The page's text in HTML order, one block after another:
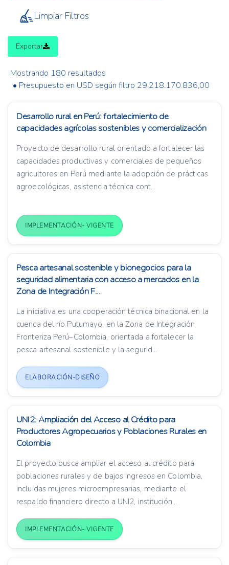
Limpiar Filtros
Exportar
Mostrando 180 resultados
• Presupuesto en USD según filtro 29.218.170.836,00
Desarrollo rural en Perú: fortalecimiento de
capacidades agrícolas sostenibles y comercialización
Proyecto de desarrollo rural orientado a fortalecer las
capacidades productivas y comerciales de pequeños
agricultores en Perú mediante la adopción de prácticas
agroecológicas, asistencia técnica cont...
IMPLEMENTACIÓN- VIGENTE
Pesca artesanal sostenible y bionegocios para la
seguridad alimentaria con acceso a mercados en la
Zona de Integración F...
La iniciativa es una cooperación técnica binacional en la
cuenca del río Putumayo, en la Zona de Integración
Fronteriza Perú–Colombia, orientada a fortalecer la
pesca artesanal sostenible y la segurid...
ELABORACIÓN-DISEÑO
UNI2: Ampliación del Acceso al Crédito para
Productores Agropecuarios y Poblaciones Rurales en
Colombia
El proyecto busca ampliar el acceso al crédito para
poblaciones rurales y de bajos ingresos en Colombia,
incluidas mujeres microempresarias, mediante el
respaldo financiero directo a UNI2, institución...
IMPLEMENTACIÓN- VIGENTE